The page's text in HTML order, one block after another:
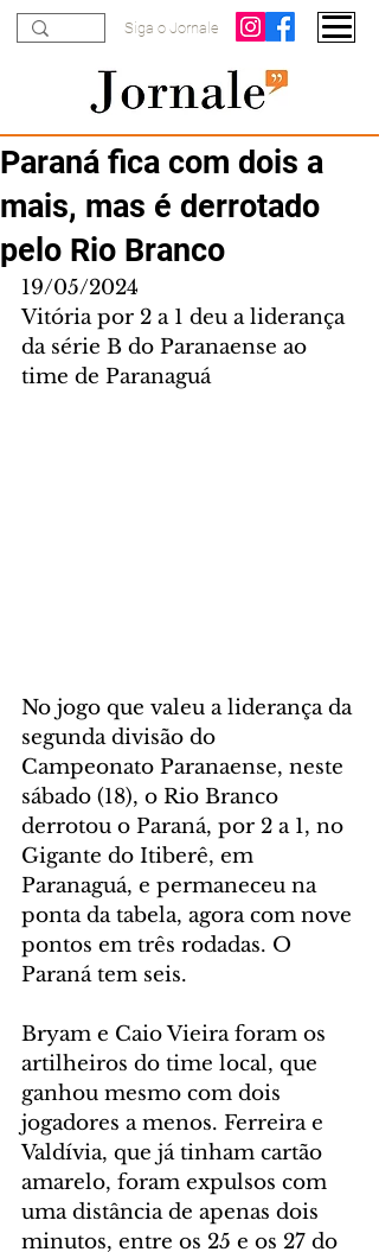
Siga o Jornale
Paraná fica com dois a
mais, mas é derrotado
pelo Rio Branco
19/05/2024
Vitória por 2 a 1 deu a liderança
da série B do Paranaense ao
time de Paranaguá
No jogo que valeu a liderança da
segunda divisão do
Campeonato Paranaense, neste
sábado (18), o Rio Branco
derrotou o Paraná, por 2 a 1, no
Gigante do Itiberê, em
Paranaguá, e permaneceu na
ponta da tabela, agora com nove
pontos em três rodadas. O
Paraná tem seis.
Bryam e Caio Vieira foram os
artilheiros do time local, que
ganhou mesmo com dois
jogadores a menos. Ferreira e
Valdívia, que já tinham cartão
amarelo, foram expulsos com
uma distância de apenas dois
minutos, entre os 25 e os 27 do